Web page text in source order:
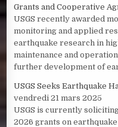
Grants and Cooperative
USGS recently awarded
monitoring and applied
earthquake research in
maintenance and
further development of
USGS Seeks Earthquake
vendredi 21 mars 2025
USGS is currently
2026 grants on